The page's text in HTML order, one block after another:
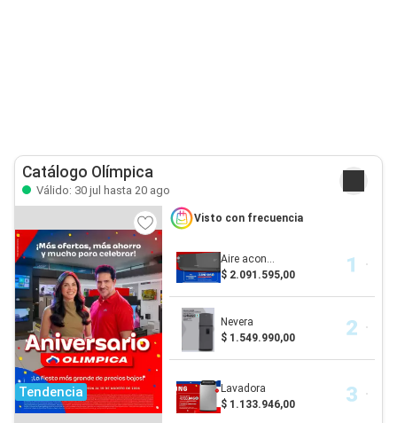
Catálogo Olímpica
Válido: 30 jul hasta 20 ago
Tendencia
Visto con frecuencia
Aire acon...
$ 2.091.595,00
Nevera
$ 1.549.990,00
Lavadora
$ 1.133.946,00